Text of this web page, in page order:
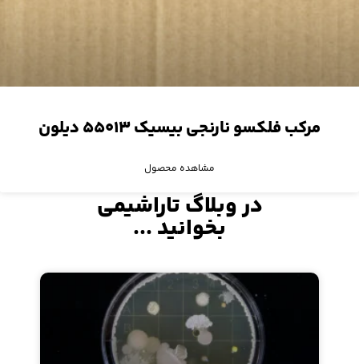
مرکب فلکسو نارنجی بیسیک ۵۵۰۱۳ دیلون
مشاهده محصول
در وبلاگ تاراشیمی
بخوانید ...